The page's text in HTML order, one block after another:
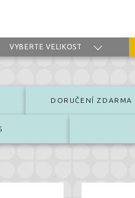
VYBERTE VELIKOST
DORUČENÍ ZDARMA